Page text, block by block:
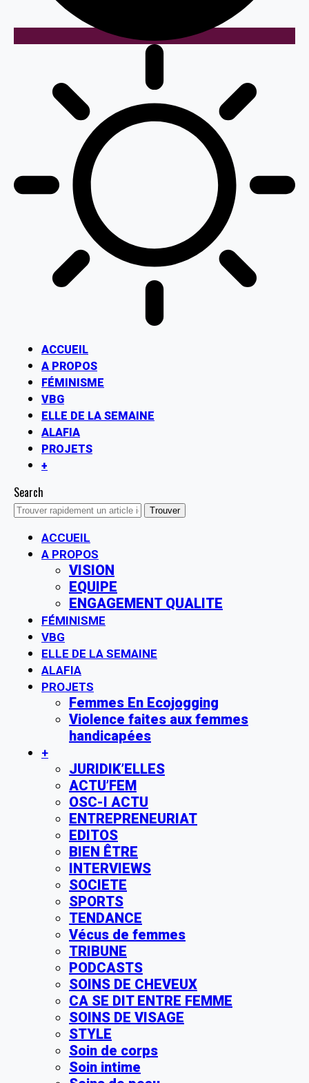
ACCUEIL
A PROPOS
FÉMINISME
VBG
ELLE DE LA SEMAINE
ALAFIA
PROJETS
+
Search
ACCUEIL
A PROPOS
VISION
EQUIPE
ENGAGEMENT QUALITE
FÉMINISME
VBG
ELLE DE LA SEMAINE
ALAFIA
PROJETS
Femmes En Ecojogging
Violence faites aux femmes
handicapées
+
JURIDIK’ELLES
ACTU’FEM
OSC-I ACTU
ENTREPRENEURIAT
EDITOS
BIEN ÊTRE
INTERVIEWS
SOCIETE
SPORTS
TENDANCE
Vécus de femmes
TRIBUNE
PODCASTS
SOINS DE CHEVEUX
CA SE DIT ENTRE FEMME
SOINS DE VISAGE
STYLE
Soin de corps
Soin intime